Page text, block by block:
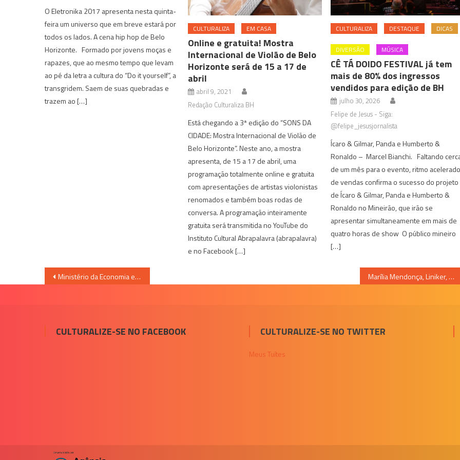
O Eletronika 2017 apresenta nesta quinta-
feira um universo que em breve estará por
todos os lados. A cena hip hop de Belo
Horizonte. Formado por jovens moças e
rapazes, que ao mesmo tempo que levam
ao pé da letra a cultura do “Do it yourself”, a
transgridem. Saem de suas quebradas e
trazem ao […]
CULTURALIZA EM CASA
Online e gratuita! Mostra
Internacional de Violão de Belo
Horizonte será de 15 a 17 de
abril
abril 9, 2021
Redação Culturaliza BH
Está chegando a 3ª edição do “SONS DA
CIDADE: Mostra Internacional de Violão de
Belo Horizonte”. Neste ano, a mostra
apresenta, de 15 a 17 de abril, uma
programação totalmente online e gratuita
com apresentações de artistas violonistas
renomados e também boas rodas de
conversa. A programação inteiramente
gratuita será transmitida no YouTube do
Instituto Cultural Abrapalavra (abrapalavra)
e no Facebook […]
CULTURALIZA DESTAQUE DICAS
DIVERSÃO MÚSICA
CÊ TÁ DOIDO FESTIVAL já tem
mais de 80% dos ingressos
vendidos para edição de BH
julho 30, 2026
Felipe de Jesus - Siga:
@felipe_jesusjornalista
Ícaro & Gilmar, Panda e Humberto &
Ronaldo – Marcel Bianchi. Faltando
de um mês para o evento, ritmo
de vendas confirma o sucesso do projeto
de Ícaro & Gilmar, Panda e Humberto &
Ronaldo no Mineirão, que irão se
apresentar simultaneamente em mais de
quatro horas de show O público mineiro
[…]
Navegação
Ministério da Economia estuda o fim da meia-entrada Marília Mendonça, Liniker, Vitão, Novos Baianos e muito mais; confira as lives deste sábado (08/08)
CULTURALIZE-SE NO FACEBOOK CULTURALIZE-SE NO TWITTER
Meus Tuítes